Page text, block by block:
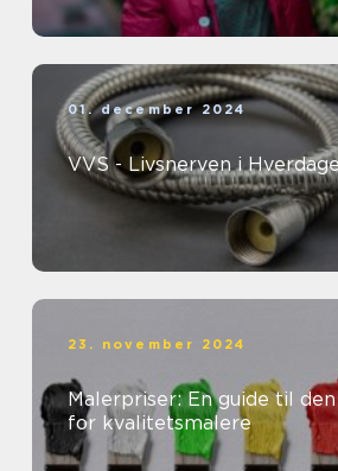
01. december 2024
VVS - Livsnerven i
23. november 2024
Malerpriser: En guide til
for kvalitetsmalere